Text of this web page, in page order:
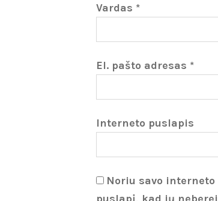
Vardas *
El. pašto adresas *
Interneto puslapis
Noriu savo